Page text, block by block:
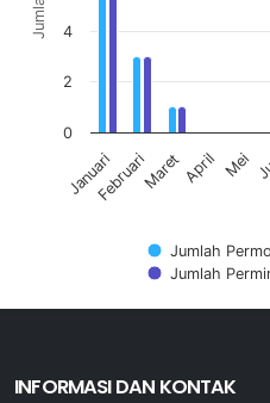
Jumlah
Jumlah
JanuariFebruariMaretApril Mei
0
2
4
INFORMASI DAN KONTAK